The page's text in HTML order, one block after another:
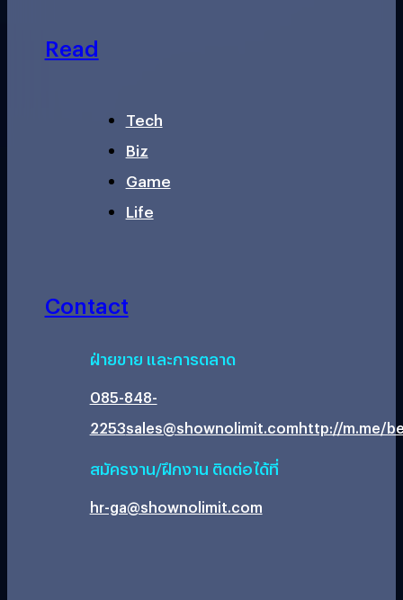
Read
Tech
Biz
Game
Life
Contact
ฝ่ายขาย และการตลาด
085-848-
2253sales@shownolimit.comhttp://m.me/
สมัครงาน/ฝึกงาน ติดต่อได้ที่
hr-ga@shownolimit.com